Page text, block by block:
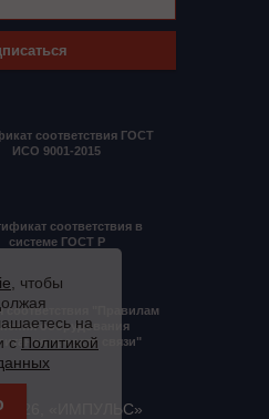
соответствия ГОСТ
ИСО 9001-2015
соответствия в
системе ГОСТ Р
соответствия "Правилам
оборудования
средств связи"
«ИМПУЛЬС»
, чтобы
на
с Политикой